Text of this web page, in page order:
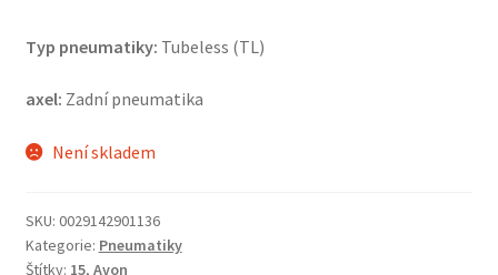
Typ pneumatiky: Tubeless (TL)
axel: Zadní pneumatika
Není skladem
SKU: 0029142901136
Kategorie: Pneumatiky
Štítky: 15, Avon